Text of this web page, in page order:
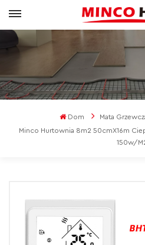
Dom
Mata
Minco Hurtownia 8m2 50cmX16m
150w/